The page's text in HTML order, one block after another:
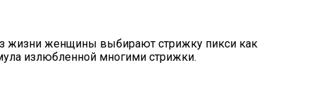
жизни женщины выбирают стрижку пикси как
излюбленной многими стрижки.